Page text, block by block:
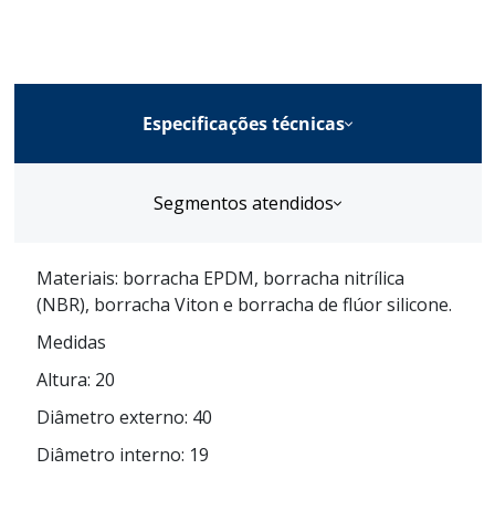
Especificações técnicas
Segmentos atendidos
Materiais: borracha EPDM, borracha nitrílica
(NBR), borracha Viton e borracha de flúor silicone.
Medidas
Altura: 20
Diâmetro externo: 40
Diâmetro interno: 19